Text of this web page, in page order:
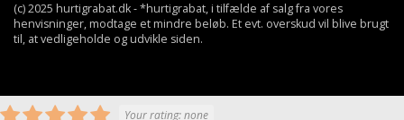
(c) 2025 hurtigrabat.dk - *hurtigrabat, i tilfælde af salg fra vores
henvisninger, modtage et mindre beløb. Et evt. overskud vil blive brugt
til, at vedligeholde og udvikle siden.
Your rating:none